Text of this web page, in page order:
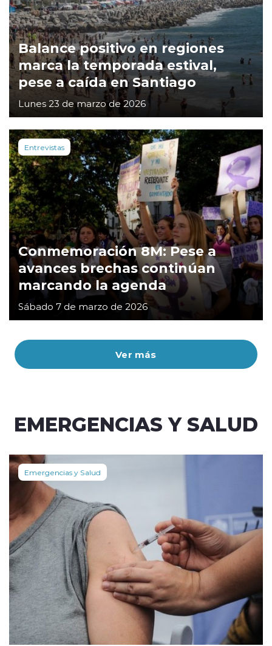
Ver más
Balance positivo en regiones
marca la temporada estival,
pese a caída en Santiago
Lunes 23 de marzo de 2026
Entrevistas
Conmemoración 8M: Pese a
avances brechas continúan
marcando la agenda
Sábado 7 de marzo de 2026
EMERGENCIAS Y SALUD
Emergencias y Salud